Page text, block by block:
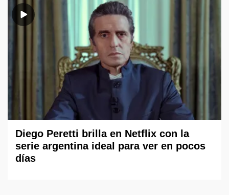
Diego Peretti brilla en Netflix con la
serie argentina ideal para ver en pocos
días